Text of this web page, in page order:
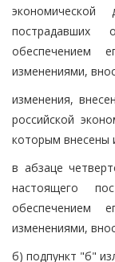
экономической
пострадавших
обеспечением
изменениями,
изменения,
российской
которым внесены
в абзаце
настоящего
обеспечением
изменениями,
б) подпункт "б"